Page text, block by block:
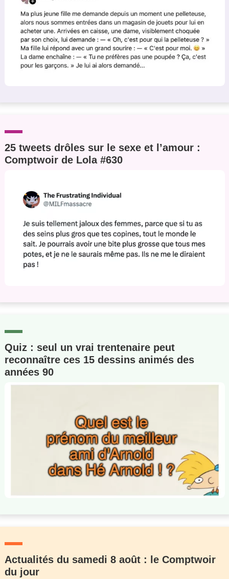
25 tweets drôles sur le sexe et l’amour :
Comptwoir de Lola #630
Quiz : seul un vrai trentenaire peut
reconnaître ces 15 dessins animés des
années 90
Actualités du samedi 8 août : le Comptwoir
du jour